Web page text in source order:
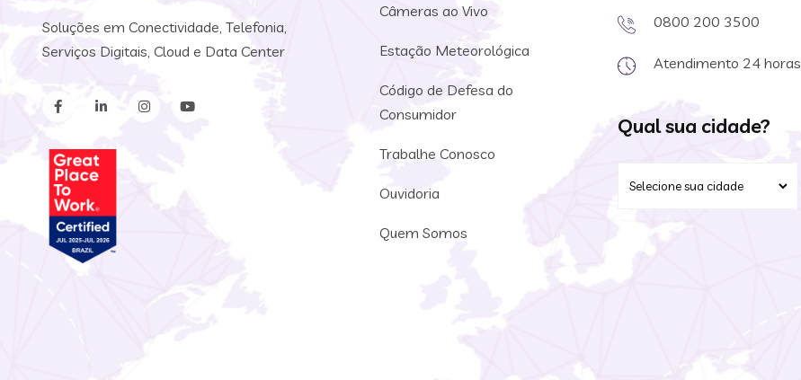
Soluções em Conectividade, Telefonia,
Serviços Digitais, Cloud e Data Center
Câmeras ao Vivo
Estação Meteorológica
Código de Defesa do
Consumidor
Trabalhe Conosco
Ouvidoria
Quem Somos
0800 200 3500
Atendimento 24 horas
Qual sua cidade?